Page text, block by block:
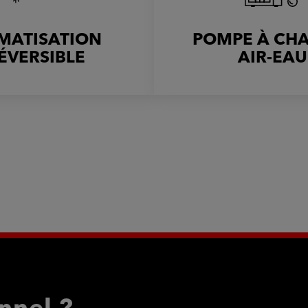
POMPE À
AIR-EAU